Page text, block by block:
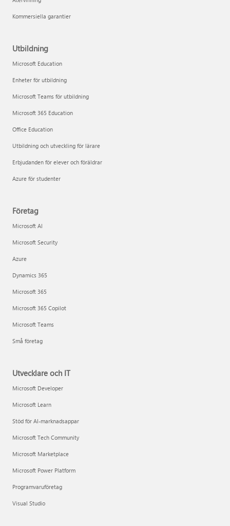
Kommersiella garantier
Utbildning
Microsoft Education
Enheter för utbildning
Microsoft Teams för utbildning
Microsoft 365 Education
Office Education
Utbildning och utveckling för lärare
Erbjudanden för elever och föräldrar
Azure för studenter
Företag
Microsoft AI
Microsoft Security
Azure
Dynamics 365
Microsoft 365
Microsoft 365 Copilot
Microsoft Teams
Små företag
Utvecklare och IT
Microsoft Developer
Microsoft Learn
Stöd för AI-marknadsappar
Microsoft Tech Community
Microsoft Marketplace
Microsoft Power Platform
Programvaruföretag
Visual Studio